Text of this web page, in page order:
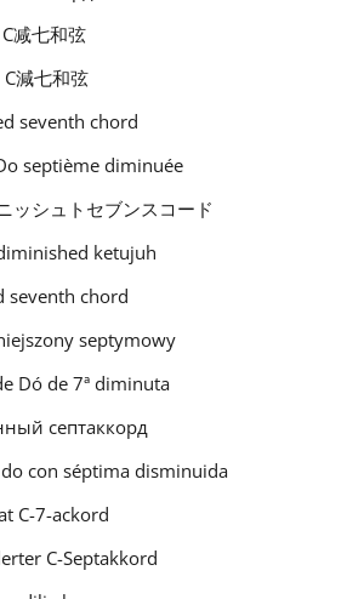
C减七和弦
C減七和弦
seventh chord
septième diminuée
ッシュトセブンスコード
ketujuh
seventh chord
septymowy
Dó de 7ª diminuta
септаккорд
con séptima disminuida
C-7-ackord
C-Septakkord